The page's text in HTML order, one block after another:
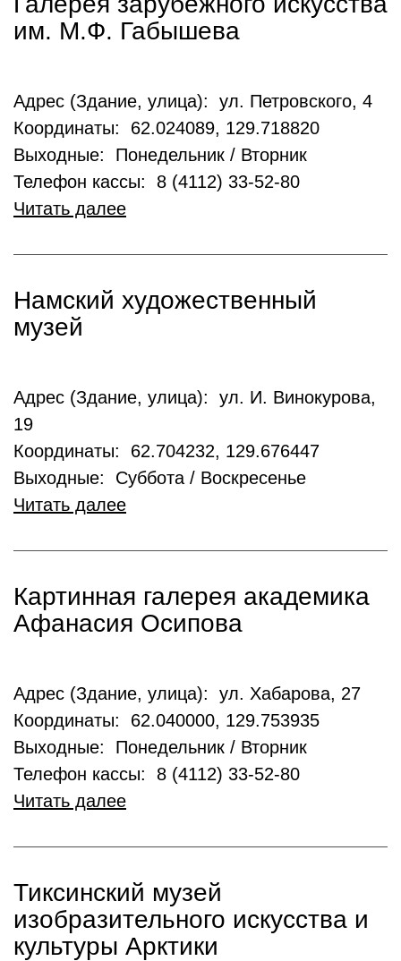
им. М.Ф. Габышева
Адрес (Здание, улица): ул. Петровского, 4
Координаты: 62.024089, 129.718820
Выходные: Понедельник / Вторник
Телефон кассы: 8 (4112) 33-52-80
Читать далее
Намский художественный
музей
Адрес (Здание, улица): ул. И. Винокурова,
19
Координаты: 62.704232, 129.676447
Выходные: Суббота / Воскресенье
Читать далее
Картинная галерея академика
Афанасия Осипова
Адрес (Здание, улица): ул. Хабарова, 27
Координаты: 62.040000, 129.753935
Выходные: Понедельник / Вторник
Телефон кассы: 8 (4112) 33-52-80
Читать далее
Тиксинский музей
изобразительного искусства и
культуры Арктики